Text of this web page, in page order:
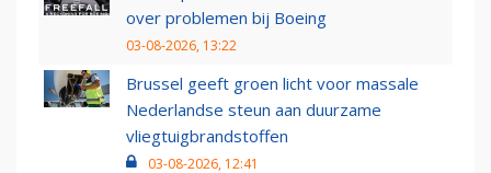
over problemen bij Boeing
03-08-2026, 13:22
Brussel geeft groen licht voor massale
Nederlandse steun aan duurzame
vliegtuigbrandstoffen
03-08-2026, 12:41